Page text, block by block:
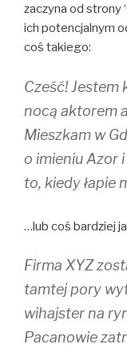
zaczyna od strony
ich potencjalnym
coś takiego:
Cześć! Jestem
nocą aktorem
Mieszkam w
o imieniu Azor
to, kiedy łapie
…lub coś bardziej
Firma XYZ
tamtej pory
wihajster na
Pacanowie